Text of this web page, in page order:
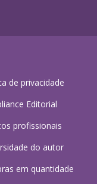
de privacidade
Editorial
profissionais
do autor
em quantidade